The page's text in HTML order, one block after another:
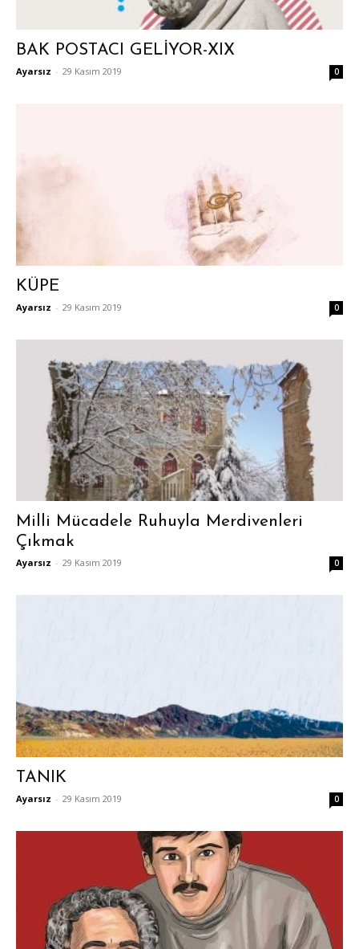
BAK POSTACI GELİYOR-XIX
Ayarsız - 29 Kasım 2019 0
KÜPE
Ayarsız - 29 Kasım 2019 0
Milli Mücadele Ruhuyla Merdivenleri
Çıkmak
Ayarsız - 29 Kasım 2019 0
TANIK
Ayarsız - 29 Kasım 2019 0